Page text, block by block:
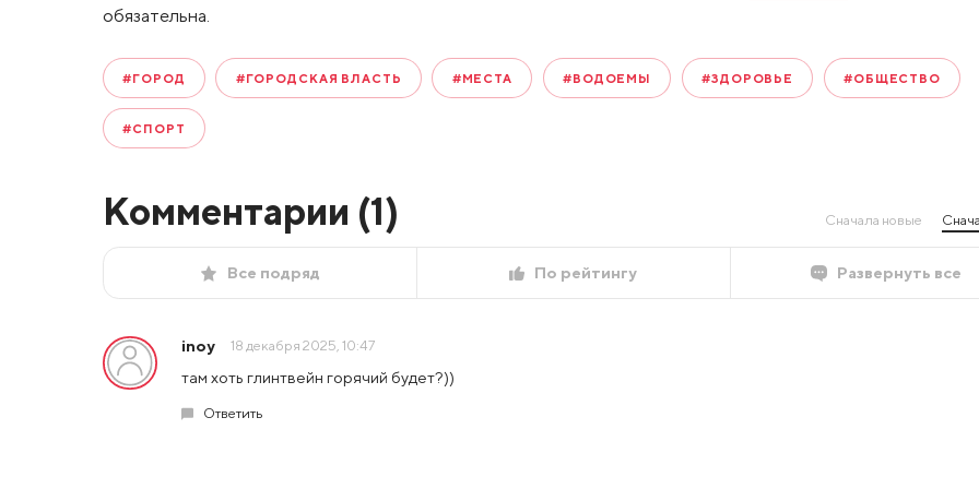
обязательна.
#ГОРОД #ГОРОДСКАЯ ВЛАСТЬ #МЕСТА #ВОДОЕМЫ #ЗДОРОВЬЕ #ОБЩЕСТВО
#СПОРТ
Комментарии (1) Сначала новые
Все подряд По рейтингу Развернуть все
inoy 18 декабря 2025, 10:47
там хоть глинтвейн горячий будет?))
Ответить